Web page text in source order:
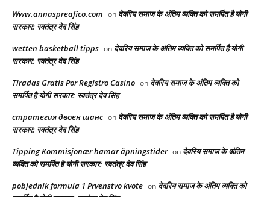
Www.annaspreafico.com on देवरिय समाज के अंतिम व्यक्ति को समर्पित है योगी
सरकार: स्वतंत्र देव सिंह
wetten basketball tipps on देवरिय समाज के अंतिम व्यक्ति को समर्पित है योगी
सरकार: स्वतंत्र देव सिंह
Tiradas Gratis Por Registro Casino on देवरिय समाज के अंतिम व्यक्ति को
समर्पित है योगी सरकार: स्वतंत्र देव सिंह
стратегия двоен шанс on देवरिय समाज के अंतिम व्यक्ति को समर्पित है योगी
सरकार: स्वतंत्र देव सिंह
Tipping Kommisjonær hamar åpningstider on देवरिय समाज के अंतिम
व्यक्ति को समर्पित है योगी सरकार: स्वतंत्र देव सिंह
pobjednik formula 1 Prvenstvo kvote on देवरिय समाज के अंतिम व्यक्ति को